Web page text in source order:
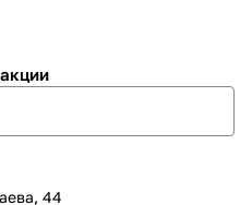
44